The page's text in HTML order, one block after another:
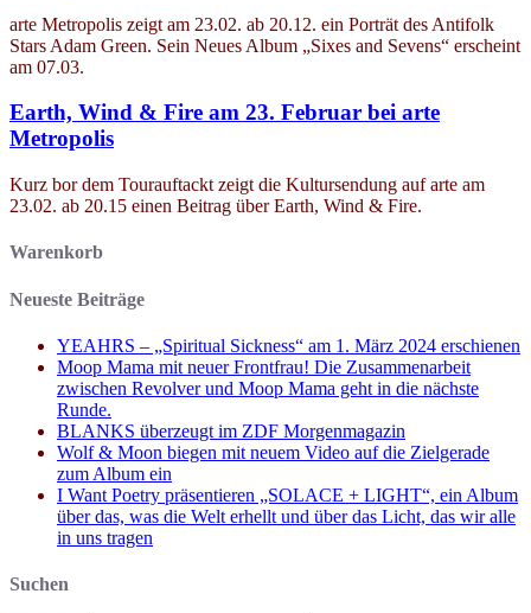
arte Metropolis zeigt am 23.02. ab 20.12. ein Porträt des Antifolk
Stars Adam Green. Sein Neues Album „Sixes and Sevens“ erscheint
am 07.03.
Earth, Wind & Fire am 23. Februar bei arte
Metropolis
Kurz bor dem Tourauftackt zeigt die Kultursendung auf arte am
23.02. ab 20.15 einen Beitrag über Earth, Wind & Fire.
Warenkorb
Neueste Beiträge
YEAHRS – „Spiritual Sickness“ am 1. März 2024 erschienen
Moop Mama mit neuer Frontfrau! Die Zusammenarbeit
zwischen Revolver und Moop Mama geht in die nächste
Runde.
BLANKS überzeugt im ZDF Morgenmagazin
Wolf & Moon biegen mit neuem Video auf die Zielgerade
zum Album ein
I Want Poetry präsentieren „SOLACE + LIGHT“, ein Album
über das, was die Welt erhellt und über das Licht, das wir alle
in uns tragen
Suchen